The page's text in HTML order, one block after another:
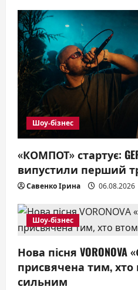
Шоу-бізнес
«КОМПОТ» стартує:
випустили перший
Савенко Ірина 06.08.2026
Шоу-бізнес
Нова пісня
присвячена тим, хто
сильним